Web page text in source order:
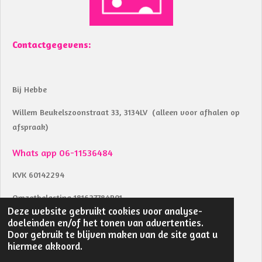
Deze website gebruikt cookies voor analyse-
doeleinden en/of het tonen van advertenties.
Door gebruik te blijven maken van de site gaat u
hiermee akkoord.
Contactgegevens:
Bij Hebbe
Willem Beukelszoonstraat 33, 3134LV (alleen voor afhalen op
afspraak)
Whats app 06-11536484
KVK 60142294
Omzetbelasting 181627784B01
Btw identificatienummer NL002039853B04
IBAN NL18RABO0157283291